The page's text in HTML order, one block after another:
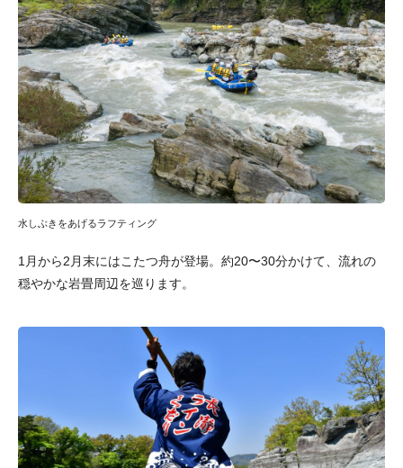
水しぶきをあげるラフティング
1月から2月末にはこたつ舟が登場。約20〜30分かけて、流れの
穏やかな岩畳周辺を巡ります。